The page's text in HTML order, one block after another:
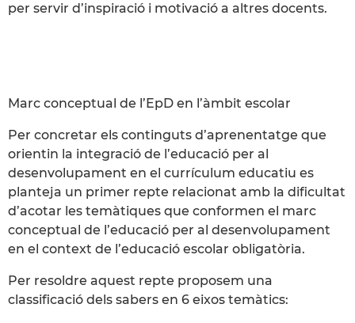
per servir d’inspiració i motivació a altres docents.
Marc conceptual de l’EpD en l’àmbit escolar
Per concretar els continguts d’aprenentatge que
orientin la integració de l’educació per al
desenvolupament en el currículum educatiu es
planteja un primer repte relacionat amb la dificultat
d’acotar les temàtiques que conformen el marc
conceptual de l’educació per al desenvolupament
en el context de l’educació escolar obligatòria.
Per resoldre aquest repte proposem una
classificació dels sabers en 6 eixos temàtics: